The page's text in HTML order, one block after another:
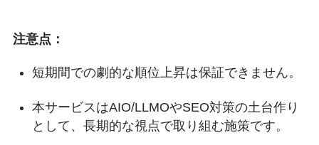
注意点：
短期間での劇的な順位上昇は保証できません。
本サービスはAIO/LLMOやSEO対策の土台作り
として、長期的な視点で取り組む施策です。